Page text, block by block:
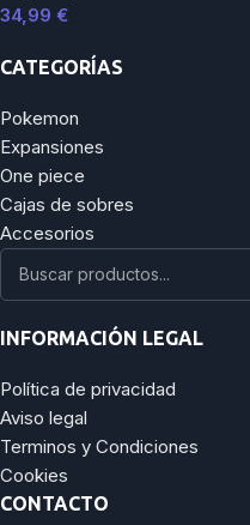
34,99 €
CATEGORÍAS
Pokemon
Expansiones
One piece
Cajas de sobres
Accesorios
INFORMACIÓN LEGAL
Política de privacidad
Aviso legal
Terminos y Condiciones
Cookies
CONTACTO